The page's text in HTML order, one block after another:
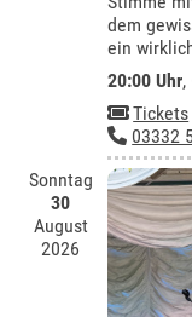
dem
ein
20:00 Uhr,
Tickets
03332
Sonntag
30
August
2026